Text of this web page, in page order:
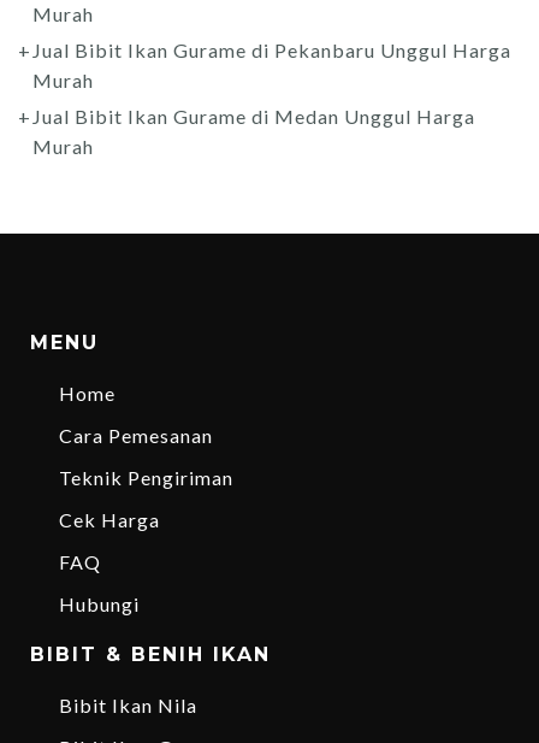
Murah
Jual Bibit Ikan Gurame di Pekanbaru Unggul Harga
Murah
Jual Bibit Ikan Gurame di Medan Unggul Harga
Murah
MENU
Home
Cara Pemesanan
Teknik Pengiriman
Cek Harga
FAQ
Hubungi
BIBIT & BENIH IKAN
Bibit Ikan Nila